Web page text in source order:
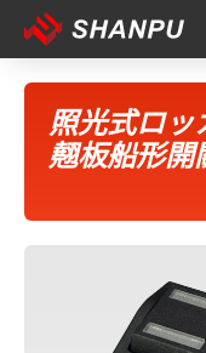
照光式ロッ
翹板船形開